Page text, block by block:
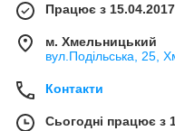
Працює з 15.04.2017
м. Хмельницький
вул.Подільська, 25,
Контакти
Сьогодні працює з